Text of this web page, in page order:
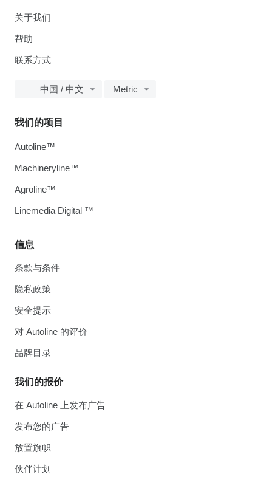
关于我们
帮助
联系方式
中国 / 中文 Metric
信息
条款与条件
隐私政策
安全提示
对 Autoline 的评价
品牌目录
我们的报价
在 Autoline 上发布广告
发布您的广告
放置旗帜
伙伴计划
我们的项目
Autoline™
Machineryline™
Agroline™
Linemedia Digital ™